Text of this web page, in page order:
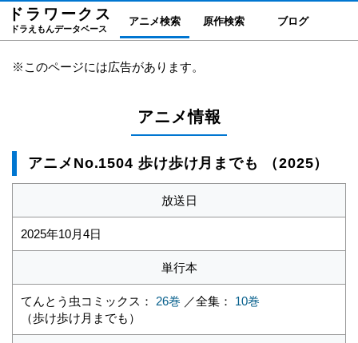
ドラワーク ス
ドラえもんデータベース
アニメ検索 原作検索 ブログ
※このページには広告があります。
アニメ情報
アニメNo.1504 歩け歩け月までも （2025）
放送日
2025年10月4日
単行本
てんとう虫コミックス： 26巻 ／全集： 10巻
（歩け歩け月までも）